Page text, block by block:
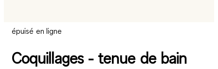
épuisé en ligne
Coquillages - tenue de bain